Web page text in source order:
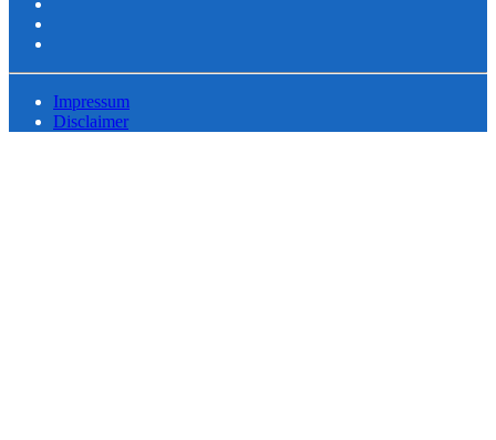
Impressum
Disclaimer